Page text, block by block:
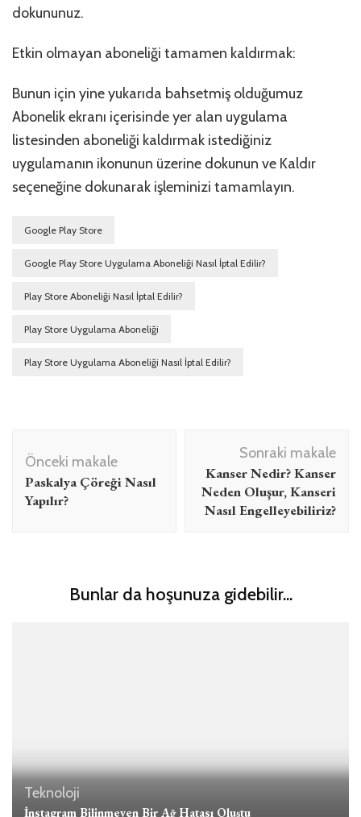
dokununuz.
Etkin olmayan aboneliği tamamen kaldırmak:
Bunun için yine yukarıda bahsetmiş olduğumuz
Abonelik ekranı içerisinde yer alan uygulama
listesinden aboneliği kaldırmak istediğiniz
uygulamanın ikonunun üzerine dokunun ve Kaldır
seçeneğine dokunarak işleminizi tamamlayın.
Google Play Store
Google Play Store Uygulama Aboneliği Nasıl İptal Edilir?
Play Store Aboneliği Nasıl İptal Edilir?
Play Store Uygulama Aboneliği
Play Store Uygulama Aboneliği Nasıl İptal Edilir?
dolaşımı
Önceki makale
Paskalya Çöreği Nasıl
Yapılır?
Sonraki makale
Kanser Nedir? Kanser
Neden Oluşur, Kanseri
Nasıl Engelleyebiliriz?
Bunlar da hoşunuza gidebilir...
Teknoloji
İnstagram Bilinmeyen Bir Ağ Hatası Oluştu